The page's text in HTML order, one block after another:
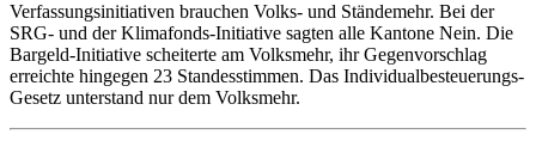
Verfassungsinitiativen brauchen Volks- und Ständemehr. Bei der
SRG- und der Klimafonds-Initiative sagten alle Kantone Nein. Die
Bargeld-Initiative scheiterte am Volksmehr, ihr Gegenvorschlag
erreichte hingegen 23 Standesstimmen. Das Individualbesteuerungs-
Gesetz unterstand nur dem Volksmehr.